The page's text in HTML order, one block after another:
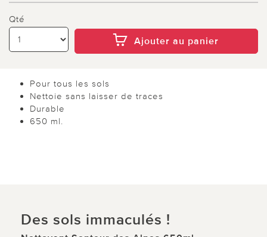
Qté
Ajouter au panier
Pour tous les sols
Nettoie sans laisser de traces
Durable
650 ml.
Des sols immaculés !